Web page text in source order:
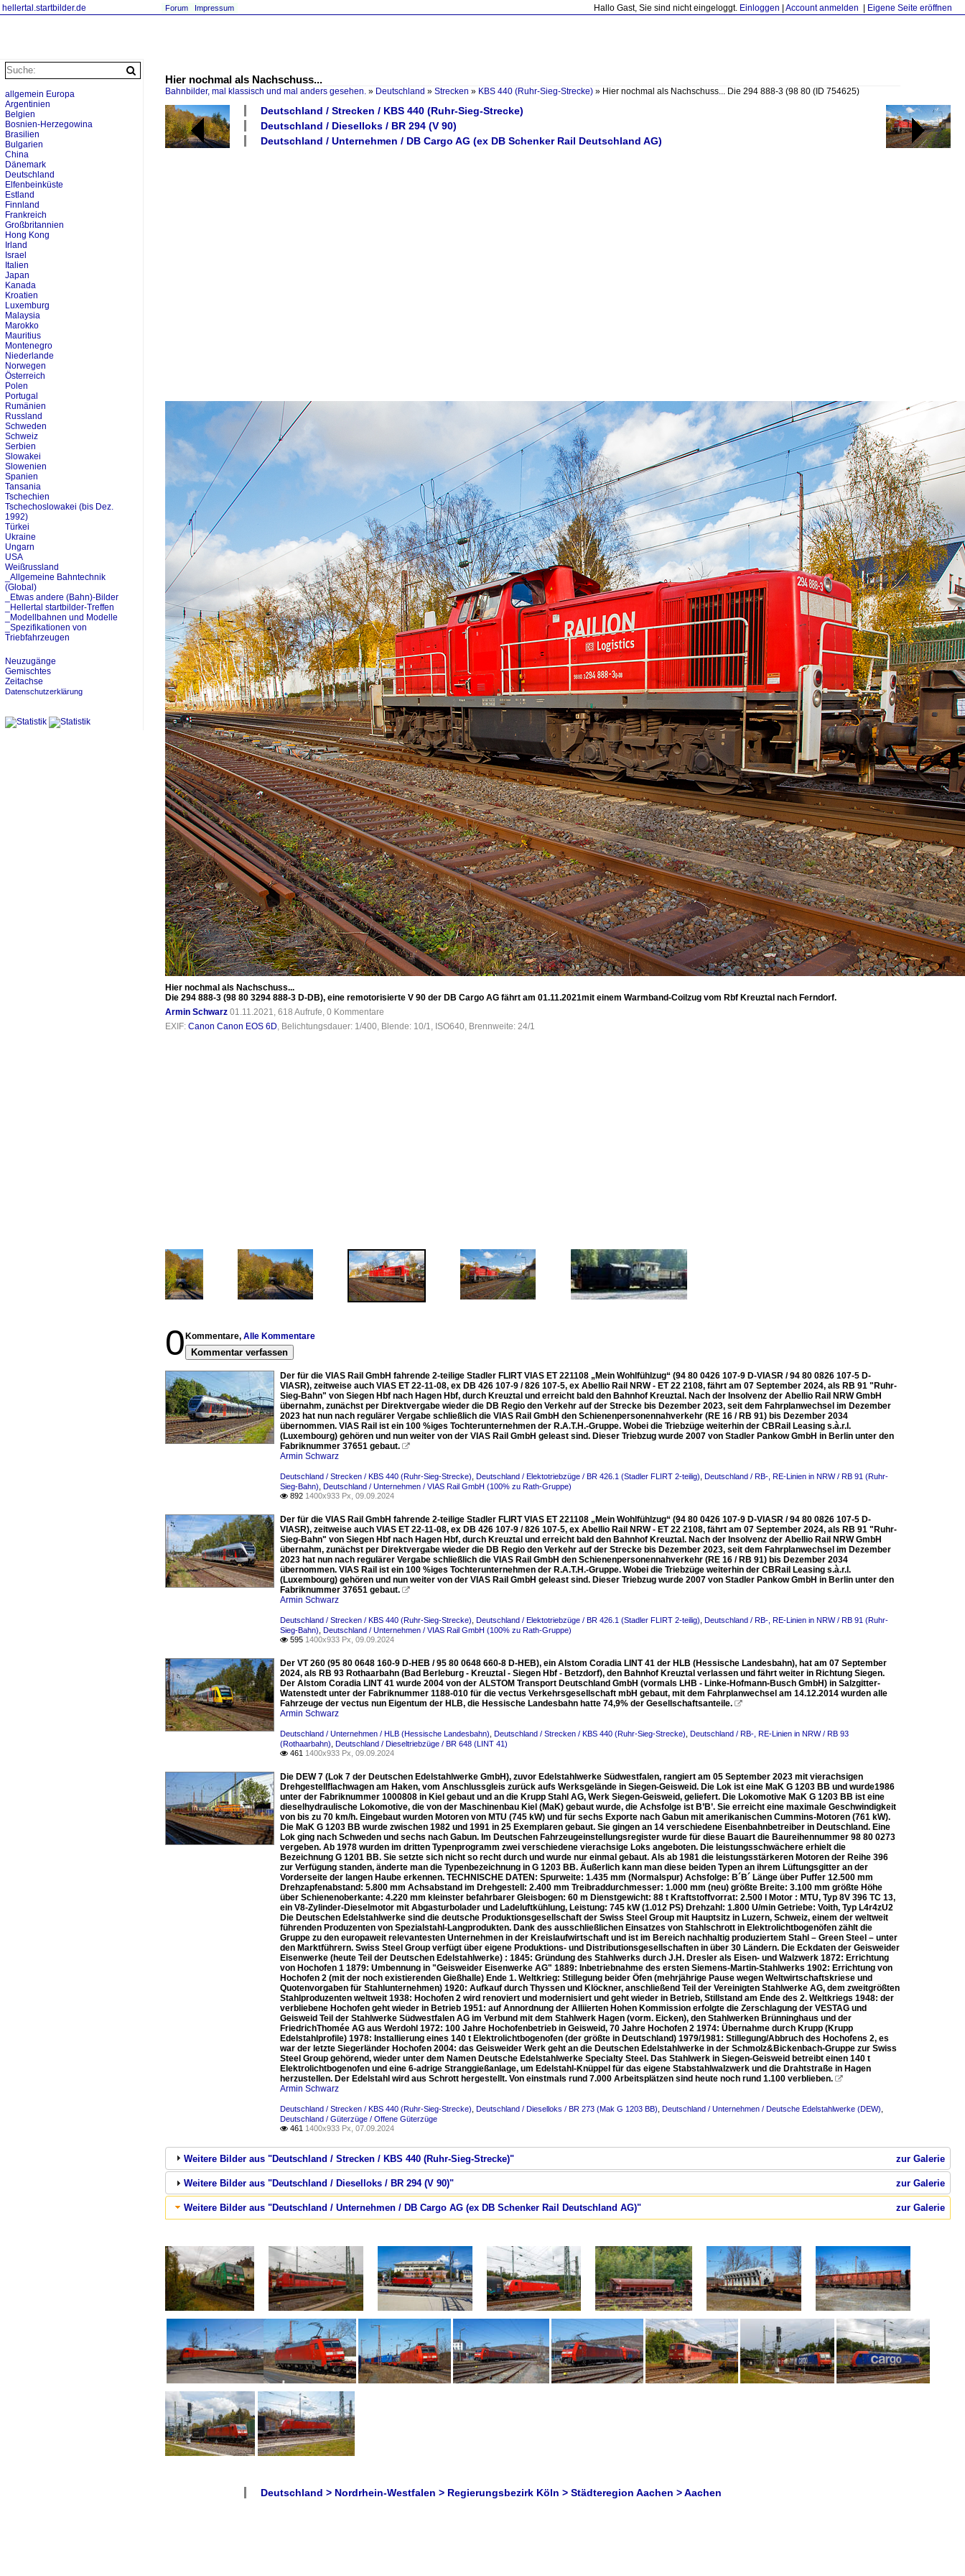
hellertal.startbilder.de Hallo Gast, Sie sind nicht eingeloggt. Einloggen Account anmelden Eigene Seite eröffnen
Forum Impressum
Hier nochmal als Nachschuss...
Bahnbilder, mal klassisch und mal anders gesehen. » Deutschland » Strecken » KBS 440 (Ruhr-Sieg-Strecke) » Hier nochmal als Nachschuss... Die 294 888-3 (98 80 (ID 754625)
Deutschland / Strecken / KBS 440 (Ruhr-Sieg-Strecke)
Deutschland / Dieselloks / BR 294 (V 90)
Deutschland / Unternehmen / DB Cargo AG (ex DB Schenker Rail Deutschland AG)
Hier nochmal als Nachschuss...
Die 294 888-3 (98 80 3294 888-3 D-DB), eine remotorisierte V 90 der DB Cargo AG fährt am 01.11.2021mit einem Warmband-Coilzug vom Rbf Kreuztal nach Ferndorf.
Armin Schwarz 01.11.2021, 618 Aufrufe, 0 Kommentare
EXIF: Canon Canon EOS 6D, Belichtungsdauer: 1/400, Blende: 10/1, ISO640, Brennweite: 24/1
0 Kommentare, Alle Kommentare
Kommentar verfassen
Der für die VIAS Rail GmbH fahrende 2-teilige Stadler FLIRT VIAS ET 221108 „Mein Wohlfühlzug“ (94 80 0426 107-9 D-VIASR / 94 80 0826 107-5 D-
VIASR), zeitweise auch VIAS ET 22-11-08, ex DB 426 107-9 / 826 107-5, ex Abellio Rail NRW - ET 22 2108, fährt am 07 September 2024, als RB 91 "Ruhr-
Sieg-Bahn" von Siegen Hbf nach Hagen Hbf, durch Kreuztal und erreicht bald den Bahnhof Kreuztal. Nach der Insolvenz der Abellio Rail NRW GmbH
übernahm, zunächst per Direktvergabe wieder die DB Regio den Verkehr auf der Strecke bis Dezember 2023, seit dem Fahrplanwechsel im Dezember
2023 hat nun nach regulärer Vergabe schließlich die VIAS Rail GmbH den Schienenpersonennahverkehr (RE 16 / RB 91) bis Dezember 2034
übernommen. VIAS Rail ist ein 100 %iges Tochterunternehmen der R.A.T.H.-Gruppe. Wobei die Triebzüge weiterhin der CBRail Leasing s.à.r.l.
(Luxembourg) gehören und nun weiter von der VIAS Rail GmbH geleast sind. Dieser Triebzug wurde 2007 von Stadler Pankow GmbH in Berlin unter den
Fabriknummer 37651 gebaut. 
Armin Schwarz
Deutschland / Strecken / KBS 440 (Ruhr-Sieg-Strecke) Deutschland / Elektotriebzüge / BR 426.1 (Stadler FLIRT 2-teilig) Deutschland / RB-, RE-Linien in NRW / RB 91 (Ruhr-
Sieg-Bahn) Deutschland / Unternehmen / VIAS Rail GmbH (100% zu Rath-Gruppe)
 892 1400x933 Px, 09.09.2024
Der für die VIAS Rail GmbH fahrende 2-teilige Stadler FLIRT VIAS ET 221108 „Mein Wohlfühlzug“ (94 80 0426 107-9 D-VIASR / 94 80 0826 107-5 D-
VIASR), zeitweise auch VIAS ET 22-11-08, ex DB 426 107-9 / 826 107-5, ex Abellio Rail NRW - ET 22 2108, fährt am 07 September 2024, als RB 91 "Ruhr-
Sieg-Bahn" von Siegen Hbf nach Hagen Hbf, durch Kreuztal und erreicht bald den Bahnhof Kreuztal. Nach der Insolvenz der Abellio Rail NRW GmbH
übernahm, zunächst per Direktvergabe wieder die DB Regio den Verkehr auf der Strecke bis Dezember 2023, seit dem Fahrplanwechsel im Dezember
2023 hat nun nach regulärer Vergabe schließlich die VIAS Rail GmbH den Schienenpersonennahverkehr (RE 16 / RB 91) bis Dezember 2034
übernommen. VIAS Rail ist ein 100 %iges Tochterunternehmen der R.A.T.H.-Gruppe. Wobei die Triebzüge weiterhin der CBRail Leasing s.à.r.l.
(Luxembourg) gehören und nun weiter von der VIAS Rail GmbH geleast sind. Dieser Triebzug wurde 2007 von Stadler Pankow GmbH in Berlin unter den
Fabriknummer 37651 gebaut. 
Armin Schwarz
Deutschland / Strecken / KBS 440 (Ruhr-Sieg-Strecke) Deutschland / Elektotriebzüge / BR 426.1 (Stadler FLIRT 2-teilig) Deutschland / RB-, RE-Linien in NRW / RB 91 (Ruhr-
Sieg-Bahn) Deutschland / Unternehmen / VIAS Rail GmbH (100% zu Rath-Gruppe)
 595 1400x933 Px, 09.09.2024
Der VT 260 (95 80 0648 160-9 D-HEB / 95 80 0648 660-8 D-HEB), ein Alstom Coradia LINT 41 der HLB (Hessische Landesbahn), hat am 07 September
2024, als RB 93 Rothaarbahn (Bad Berleburg - Kreuztal - Siegen Hbf - Betzdorf), den Bahnhof Kreuztal verlassen und fährt weiter in Richtung Siegen.
Der Alstom Coradia LINT 41 wurde 2004 von der ALSTOM Transport Deutschland GmbH (vormals LHB - Linke-Hofmann-Busch GmbH) in Salzgitter-
Watenstedt unter der Fabriknummer 1188-010 für die vectus Verkehrsgesellschaft mbH gebaut, mit dem Fahrplanwechsel am 14.12.2014 wurden alle
Fahrzeuge der vectus nun Eigentum der HLB, die Hessische Landesbahn hatte 74,9% der Gesellschaftsanteile. 
Armin Schwarz
Deutschland / Unternehmen / HLB (Hessische Landesbahn) Deutschland / Strecken / KBS 440 (Ruhr-Sieg-Strecke) Deutschland / RB-, RE-Linien in NRW / RB 93
(Rothaarbahn) Deutschland / Dieseltriebzüge / BR 648 (LINT 41)
 461 1400x933 Px, 09.09.2024
Die DEW 7 (Lok 7 der Deutschen Edelstahlwerke GmbH), zuvor Edelstahlwerke Südwestfalen, rangiert am 05 September 2023 mit vierachsigen
Drehgestellflachwagen am Haken, vom Anschlussgleis zurück aufs Werksgelände in Siegen-Geisweid. Die Lok ist eine MaK G 1203 BB und wurde1986
unter der Fabriknummer 1000808 in Kiel gebaut und an die Krupp Stahl AG, Werk Siegen-Geisweid, geliefert. Die Lokomotive MaK G 1203 BB ist eine
dieselhydraulische Lokomotive, die von der Maschinenbau Kiel (MaK) gebaut wurde, die Achsfolge ist B’B’. Sie erreicht eine maximale Geschwindigkeit
von bis zu 70 km/h. Eingebaut wurden Motoren von MTU (745 kW) und für sechs Exporte nach Gabun mit amerikanischen Cummins-Motoren (761 kW).
Die MaK G 1203 BB wurde zwischen 1982 und 1991 in 25 Exemplaren gebaut. Sie gingen an 14 verschiedene Eisenbahnbetreiber in Deutschland. Eine
Lok ging nach Schweden und sechs nach Gabun. Im Deutschen Fahrzeugeinstellungsregister wurde für diese Bauart die Baureihennummer 98 80 0273
vergeben. Ab 1978 wurden im dritten Typenprogramm zwei verschiedene vierachsige Loks angeboten. Die leistungsschwächere erhielt die
Bezeichnung G 1201 BB. Sie setzte sich nicht so recht durch und wurde nur einmal gebaut. Als ab 1981 die leistungsstärkeren Motoren der Reihe 396
zur Verfügung standen, änderte man die Typenbezeichnung in G 1203 BB. Äußerlich kann man diese beiden Typen an ihrem Lüftungsgitter an der
Vorderseite der langen Haube erkennen. TECHNISCHE DATEN: Spurweite: 1.435 mm (Normalspur) Achsfolge: B´B´ Länge über Puffer 12.500 mm
Drehzapfenabstand: 5.800 mm Achsabstand im Drehgestell: 2.400 mm Treibraddurchmesser: 1.000 mm (neu) größte Breite: 3.100 mm größte Höhe
über Schienenoberkante: 4.220 mm kleinster befahrbarer Gleisbogen: 60 m Dienstgewicht: 88 t Kraftstoffvorrat: 2.500 l Motor : MTU, Typ 8V 396 TC 13,
ein V8-Zylinder-Dieselmotor mit Abgasturbolader und Ladeluftkühlung, Leistung: 745 kW (1.012 PS) Drehzahl: 1.800 U/min Getriebe: Voith, Typ L4r4zU2
Die Deutschen Edelstahlwerke sind die deutsche Produktionsgesellschaft der Swiss Steel Group mit Hauptsitz in Luzern, Schweiz, einem der weltweit
führenden Produzenten von Spezialstahl-Langprodukten. Dank des ausschließlichen Einsatzes von Stahlschrott in Elektrolichtbogenöfen zählt die
Gruppe zu den europaweit relevantesten Unternehmen in der Kreislaufwirtschaft und ist im Bereich nachhaltig produziertem Stahl – Green Steel – unter
den Marktführern. Swiss Steel Group verfügt über eigene Produktions- und Distributionsgesellschaften in über 30 Ländern. Die Eckdaten der Geisweider
Eisenwerke (heute Teil der Deutschen Edelstahlwerke) : 1845: Gründung des Stahlwerks durch J.H. Dresler als Eisen- und Walzwerk 1872: Errichtung
von Hochofen 1 1879: Umbennung in "Geisweider Eisenwerke AG" 1889: Inbetriebnahme des ersten Siemens-Martin-Stahlwerks 1902: Errichtung von
Hochofen 2 (mit der noch existierenden Gießhalle) Ende 1. Weltkrieg: Stillegung beider Öfen (mehrjährige Pause wegen Weltwirtschaftskriese und
Quotenvorgaben für Stahlunternehmen) 1920: Aufkauf durch Thyssen und Klöckner, anschließend Teil der Vereinigten Stahlwerke AG, dem zweitgrößten
Stahlproduzenten weltweit 1938: Hochofen 2 wird renoviert und modernisiert und geht wieder in Betrieb, Stillstand am Ende des 2. Weltkriegs 1948: der
verbliebene Hochofen geht wieder in Betrieb 1951: auf Annordnung der Alliierten Hohen Kommission erfolgte die Zerschlagung der VESTAG und
Geisweid Teil der Stahlwerke Südwestfalen AG im Verbund mit dem Stahlwerk Hagen (vorm. Eicken), den Stahlwerken Brünninghaus und der
FriedrichThomée AG aus Werdohl 1972: 100 Jahre Hochofenbetrieb in Geisweid, 70 Jahre Hochofen 2 1974: Übernahme durch Krupp (Krupp
Edelstahlprofile) 1978: Installierung eines 140 t Elektrolichtbogenofen (der größte in Deutschland) 1979/1981: Stillegung/Abbruch des Hochofens 2, es
war der letzte Siegerländer Hochofen 2004: das Geisweider Werk geht an die Deutschen Edelstahlwerke in der Schmolz&Bickenbach-Gruppe zur Swiss
Steel Group gehörend, wieder unter dem Namen Deutsche Edelstahlwerke Specialty Steel. Das Stahlwerk in Siegen-Geisweid betreibt einen 140 t
Elektrolichtbogenofen und eine 6-adrige Stranggießanlage, um Edelstahl-Knüppel für das eigene Stabstahlwalzwerk und die Drahtstraße in Hagen
herzustellen. Der Edelstahl wird aus Schrott hergestellt. Von einstmals rund 7.000 Arbeitsplätzen sind heute noch rund 1.100 verblieben. 
Armin Schwarz
Deutschland / Strecken / KBS 440 (Ruhr-Sieg-Strecke) Deutschland / Dieselloks / BR 273 (Mak G 1203 BB) Deutschland / Unternehmen / Deutsche Edelstahlwerke (DEW)
Deutschland / Güterzüge / Offene Güterzüge
 461 1400x933 Px, 07.09.2024
zur Galerie
Weitere Bilder aus "Deutschland / Strecken / KBS 440 (Ruhr-Sieg-Strecke)"
zur Galerie
Weitere Bilder aus "Deutschland / Dieselloks / BR 294 (V 90)"
zur Galerie
Weitere Bilder aus "Deutschland / Unternehmen / DB Cargo AG (ex DB Schenker Rail Deutschland AG)"
Deutschland > Nordrhein-Westfalen > Regierungsbezirk Köln > Städteregion Aachen > Aachen
allgemein Europa
Argentinien
Belgien
Bosnien-Herzegowina
Brasilien
Bulgarien
China
Dänemark
Deutschland
Elfenbeinküste
Estland
Finnland
Frankreich
Großbritannien
Hong Kong
Irland
Israel
Italien
Japan
Kanada
Kroatien
Luxemburg
Malaysia
Marokko
Mauritius
Montenegro
Niederlande
Norwegen
Österreich
Polen
Portugal
Rumänien
Russland
Schweden
Schweiz
Serbien
Slowakei
Slowenien
Spanien
Tansania
Tschechien
Tschechoslowakei (bis Dez.
1992)
Türkei
Ukraine
Ungarn
USA
Weißrussland
_Allgemeine Bahntechnik
(Global)
_Etwas andere (Bahn)-Bilder
_Hellertal startbilder-Treffen
_Modellbahnen und Modelle
_Spezifikationen von
Triebfahrzeugen
Neuzugänge
Gemischtes
Zeitachse
Datenschutzerklärung